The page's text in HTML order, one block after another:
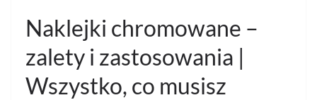
Naklejki chromowane –
zalety i zastosowania |
Wszystko, co musisz